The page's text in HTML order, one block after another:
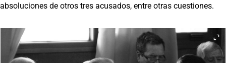
absoluciones de otros tres acusados, entre otras cuestiones.